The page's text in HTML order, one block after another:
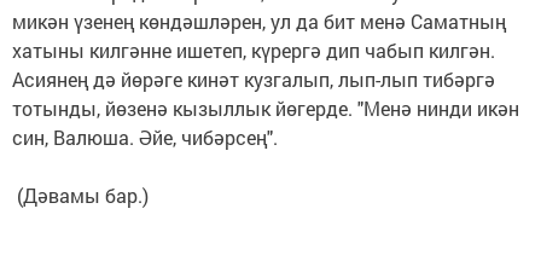
микән үзенең көндәшләрен, ул да бит менә Саматның
хатыны килгәнне ишетеп, күрергә дип чабып килгән.
Асиянең дә йөрәге кинәт кузгалып, лып-лып тибәргә
тотынды, йөзенә кызыллык йөгерде. "Менә нинди икән
син, Валюша. Әйе, чибәрсең".
(Дәвамы бар.)